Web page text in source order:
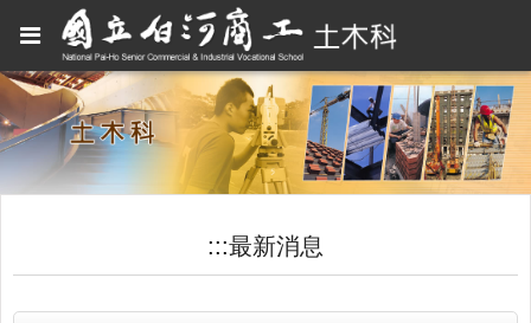
:::最新消息